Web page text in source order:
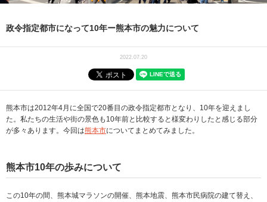
政令指定都市になって10年ー熊本市の魅力について
2022.07.20
熊本市は2012年4月に全国で20番目の政令指定都市となり、10年を迎えまし
た。私たちの生活や街の景色も10年前と比較すると様変わりしたと感じる部分
が多々あります。今回は熊本市についてまとめてみました。
熊本市10年の歩みについて
この10年の間、熊本城マラソンの開催、熊本地震、熊本市民病院の建て替え、